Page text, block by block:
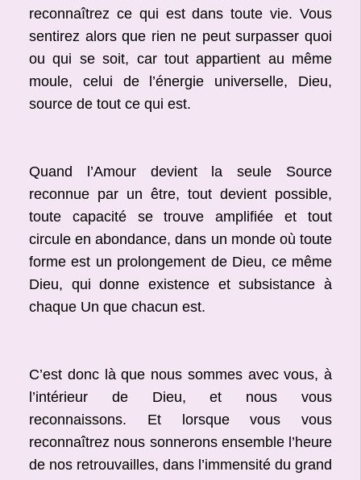
reconnaîtrez ce qui est dans toute vie. Vous
sentirez alors que rien ne peut surpasser quoi
ou qui se soit, car tout appartient au même
moule, celui de l’énergie universelle, Dieu,
source de tout ce qui est.
Quand l’Amour devient la seule Source
reconnue par un être, tout devient possible,
toute capacité se trouve amplifiée et tout
circule en abondance, dans un monde où toute
forme est un prolongement de Dieu, ce même
Dieu, qui donne existence et subsistance à
chaque Un que chacun est.
C’est donc là que nous sommes avec vous, à
l’intérieur de Dieu, et nous vous
reconnaissons. Et lorsque vous vous
reconnaîtrez nous sonnerons ensemble l’heure
de nos retrouvailles, dans l’immensité du grand